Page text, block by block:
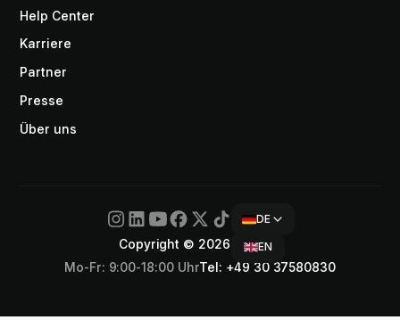
Help Center
Karriere
Partner
Presse
Über uns
Copyright © 2026 Airteam
Mo-Fr: 9:00-18:00 UhrTel: +49 30 37580830
DE
EN